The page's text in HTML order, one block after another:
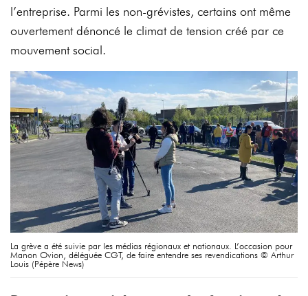
l’entreprise. Parmi les non-grévistes, certains ont même
ouvertement dénoncé le climat de tension créé par ce
mouvement social.
La grève a été suivie par les médias régionaux et nationaux. L’occasion pour
Manon Ovion, déléguée CGT, de faire entendre ses revendications © Arthur
Louis (Pépère News)